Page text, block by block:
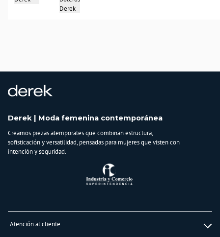
Derek
Derek | Moda femenina contemporánea
Creamos piezas atemporales que combinan estructura,
sofisticación y versatilidad, pensadas para mujeres que visten con
intención y seguridad.
Atención al cliente